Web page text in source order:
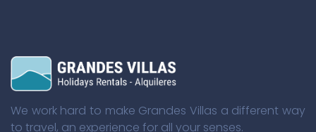
We work hard to make Grandes Villas a different way
to travel, an experience for all your senses.